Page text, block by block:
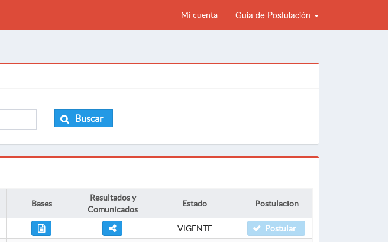
Mi cuenta Guia de Postulación
Buscar
Bases
Resultados y
Comunicados
Estado Postulacion
VIGENTE Postular